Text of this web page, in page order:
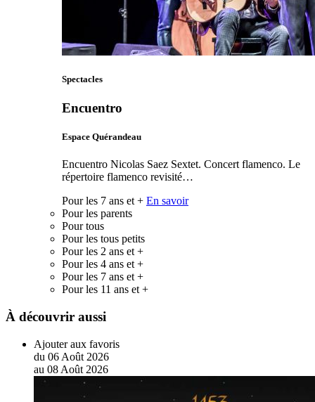
Spectacles
Encuentro
Espace Quérandeau
Encuentro Nicolas Saez Sextet. Concert flamenco. Le
répertoire flamenco revisité…
Pour les 7 ans et + En savoir
Pour les parents
Pour tous
Pour les tous petits
Pour les 2 ans et +
Pour les 4 ans et +
Pour les 7 ans et +
Pour les 11 ans et +
À découvrir aussi
Ajouter aux favoris
du 06 Août 2026
au 08 Août 2026